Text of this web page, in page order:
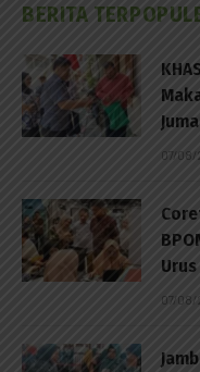
BERITA
07/08/
07/08/